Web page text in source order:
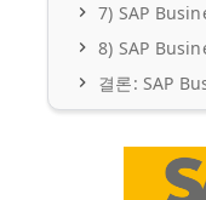
7) SAP
8) SAP
결론: SAP